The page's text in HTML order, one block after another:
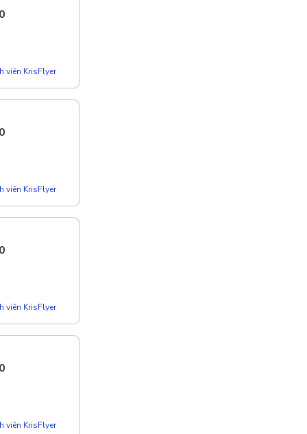
viên KrisFlyer
viên KrisFlyer
viên KrisFlyer
viên KrisFlyer